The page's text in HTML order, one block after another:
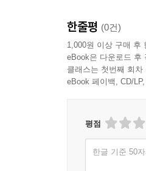
한줄평 (0건)
1,000원 이상 구매 후
eBook은 다운로드 후
클래스는 첫번째 회
eBook 페이백, CD/
평점
한글 기준 50